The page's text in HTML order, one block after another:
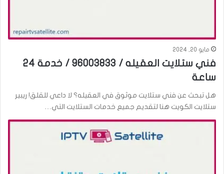
مايو 20, 2024
فني ستلايت العقيله / 96003833 / خدمة 24
ساعة
هل تبحث عن فني ستلايت موثوق في العقيله؟ لا داعي للقلق! ريبير
ستلايت الكويت هنا لتقديم جميع خدمات الستلايت التي…